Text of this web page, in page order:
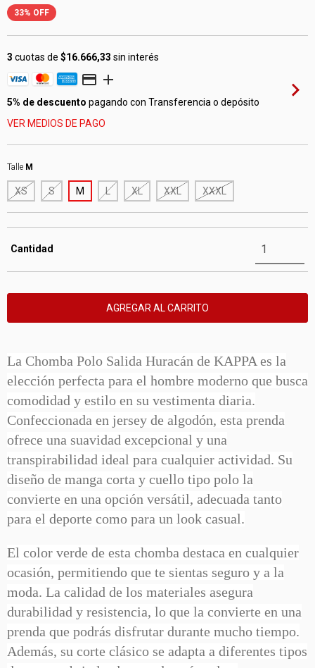
33% OFF
3 cuotas de $16.666,33 sin interés
5% de descuento pagando con Transferencia o depósito
VER MEDIOS DE PAGO
Talle M
XS S M L XL XXL XXXL
Cantidad
La Chomba Polo Salida Huracán de KAPPA es la
elección perfecta para el hombre moderno que busca
comodidad y estilo en su vestimenta diaria.
Confeccionada en jersey de algodón, esta prenda
ofrece una suavidad excepcional y una
transpirabilidad ideal para cualquier actividad. Su
diseño de manga corta y cuello tipo polo la
convierte en una opción versátil, adecuada tanto
para el deporte como para un look casual.
El color verde de esta chomba destaca en cualquier
ocasión, permitiendo que te sientas seguro y a la
moda. La calidad de los materiales asegura
durabilidad y resistencia, lo que la convierte en una
prenda que podrás disfrutar durante mucho tiempo.
Además, su corte clásico se adapta a diferentes tipos